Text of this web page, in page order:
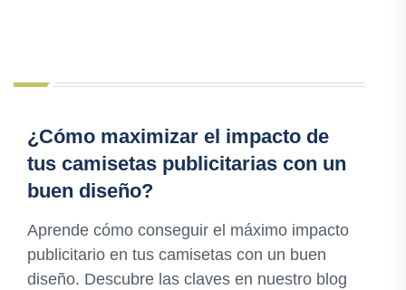
¿Cómo maximizar el impacto de
tus camisetas publicitarias con un
buen diseño?
Aprende cómo conseguir el máximo impacto
publicitario en tus camisetas con un buen
diseño. Descubre las claves en nuestro blog